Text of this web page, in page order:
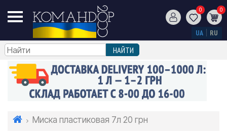
0 0
UA RU
Миска пластиковая 7л 20 грн